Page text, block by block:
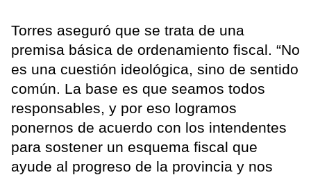
Torres aseguró que se trata de una
premisa básica de ordenamiento fiscal. “No
es una cuestión ideológica, sino de sentido
común. La base es que seamos todos
responsables, y por eso logramos
ponernos de acuerdo con los intendentes
para sostener un esquema fiscal que
ayude al progreso de la provincia y nos